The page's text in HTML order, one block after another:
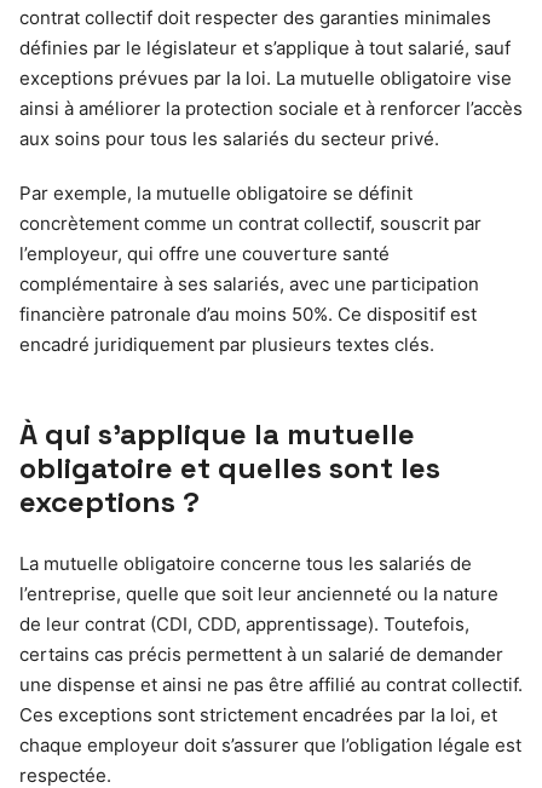
contrat collectif doit respecter des garanties minimales
définies par le législateur et s’applique à tout salarié, sauf
exceptions prévues par la loi. La mutuelle obligatoire vise
ainsi à améliorer la protection sociale et à renforcer l’accès
aux soins pour tous les salariés du secteur privé.
Par exemple, la mutuelle obligatoire se définit
concrètement comme un contrat collectif, souscrit par
l’employeur, qui offre une couverture santé
complémentaire à ses salariés, avec une participation
financière patronale d’au moins 50%. Ce dispositif est
encadré juridiquement par plusieurs textes clés.
À qui s’applique la mutuelle
obligatoire et quelles sont les
exceptions ?
La mutuelle obligatoire concerne tous les salariés de
l’entreprise, quelle que soit leur ancienneté ou la nature
de leur contrat (CDI, CDD, apprentissage). Toutefois,
certains cas précis permettent à un salarié de demander
une dispense et ainsi ne pas être affilié au contrat collectif.
Ces exceptions sont strictement encadrées par la loi, et
chaque employeur doit s’assurer que l’obligation légale est
respectée.